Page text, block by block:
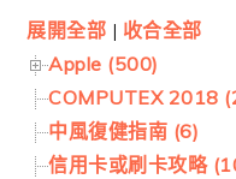
展開全部 | 收合全部
Apple (500)
COMPUTEX 2018
中風復健指南 (6)
信用卡或刷卡攻略